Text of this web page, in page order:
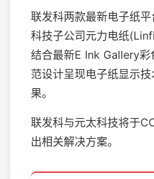
联发科两款最新电子纸
科技子公司元力电纸
结合最新E Ink Gallery
范设计呈现电子纸显示
果。
联发科与元太科技将于
出相关解决方案。